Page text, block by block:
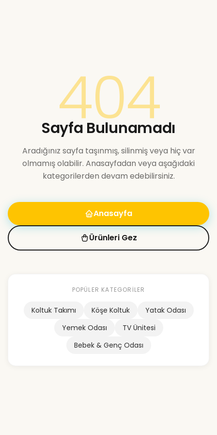
404
Sayfa Bulunamadı
Aradığınız sayfa taşınmış, silinmiş veya hiç var
olmamış olabilir. Anasayfadan veya aşağıdaki
kategorilerden devam edebilirsiniz.
Anasayfa
Ürünleri Gez
POPÜLER KATEGORILER
Koltuk Takımı Köşe Koltuk
Yatak Odası
Yemek Odası
TV Ünitesi
Bebek & Genç Odası